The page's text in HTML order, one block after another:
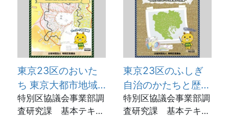
東京23区のおいた
ち 東京大都市地域
の自治史 第9版
特別区協議会事業部調
査研究課 基本テキス
東京23区のふしぎ
自治のかたちと歴史
の残像 第12版
特別区協議会事業部調
査研究課 基本テキス